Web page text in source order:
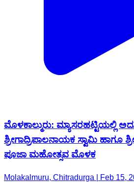
ಮೊಳಕಾಲ್ಮುರು: ಮ್ಯಾಸರಹಟ್ಟಿಯಲ್ಲಿ
ಶ್ರೀಗಾದ್ರಿಪಾಲನಾಯಕ ಸ್ವಾಮಿ ಹಾಗೂ
ಪೂಜಾ ಮಹೋತ್ಸವ ಮೊಳಕ
Molakalmuru, Chitradurga | Feb 15,